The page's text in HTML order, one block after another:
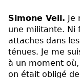
Simone Veil. Je
une militante. Ni
attaches dans
ténues. Je me
à un moment
on était obligé